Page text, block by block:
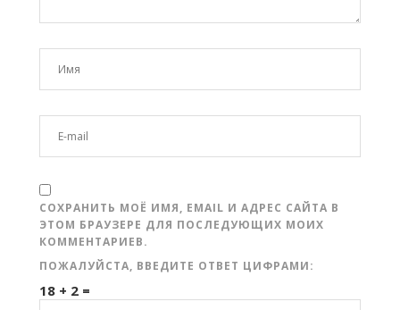
СОХРАНИТЬ МОЁ ИМЯ, EMAIL И АДРЕС САЙТА В
ЭТОМ БРАУЗЕРЕ ДЛЯ ПОСЛЕДУЮЩИХ МОИХ
КОММЕНТАРИЕВ.
ПОЖАЛУЙСТА, ВВЕДИТЕ ОТВЕТ ЦИФРАМИ:
18 + 2 =